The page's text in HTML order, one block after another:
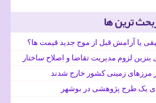
ترین ها
یا آرامش قبل از موج جدید قیمت ها؟
یک طرح پژوهشی در بوشهر